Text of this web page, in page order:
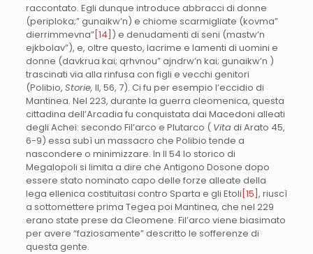
raccontato. Egli dunque introduce abbracci di donne
(periploka;” gunaikw’n) e chiome scarmigliate (kovma”
dierrimmevna”[14] ) e denudamenti di seni (mastw’n
ejkbolav”), e, oltre questo, lacrime e lamenti di uomini e
donne (davkrua kai; qrhvnou” ajndrw’n kai; gunaikw’n )
trascinati via alla rinfusa con figli e vecchi genitori
(Polibio, Storie, II, 56, 7). Ci fu per esempio l’eccidio di
Mantinea. Nel 223, durante la guerra cleomenica, questa
cittadina dell’Arcadia fu conquistata dai Macedoni alleati
degli Achei: secondo Fil’arco e Plutarco ( Vitadi Arato 45,
6-9) essa subì un massacro che Polibio tende a
nascondere o minimizzare. In II 54 lo storico di
Megalopoli si limita a dire che Antigono Dosone dopo
essere stato nominato capo delle forze alleate della
lega ellenica costituitasi contro Sparta e gli Etoli [15], riuscì
a sottomettere prima Tegea poi Mantinea, che nel 229
erano state prese da Cleomene. Fil’arco viene biasimato
per avere “faziosamente” descritto le sofferenze di
questa gente.